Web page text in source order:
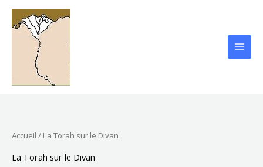
Aller
contenu
Accueil / La Torah sur le Divan
La Torah sur le Divan